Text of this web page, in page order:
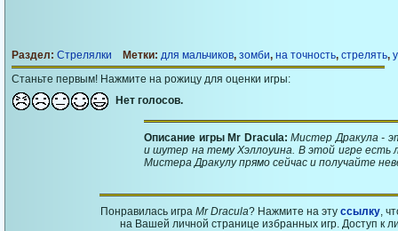
Раздел: Стрелялки Метки: для мальчиков, зомби, на точность, стрелять,
Станьте первым! Нажмите на рожицу для оценки игры:
Нет голосов.
Описание игры Mr Dracula:Мистер Дракула -
и шутер на тему Хэллоуина. В этой игре
Мистера Дракулу прямо сейчас и получайте
Понравилась игра Mr Dracula? Нажмите на эту ссылку,
на Вашей личной странице избранных игр. Доступ к